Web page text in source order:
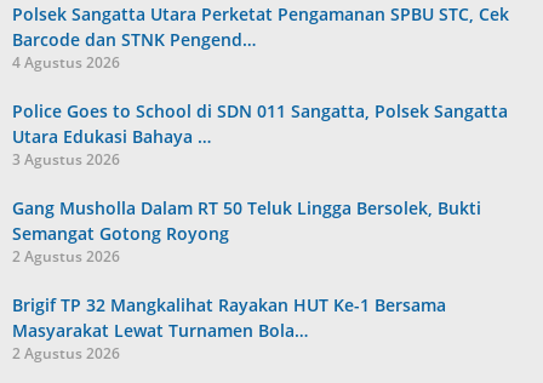
Polsek Sangatta Utara Perketat Pengamanan SPBU STC, Cek
Barcode dan STNK Pengend…
4 Agustus 2026
Police Goes to School di SDN 011 Sangatta, Polsek Sangatta
Utara Edukasi Bahaya …
3 Agustus 2026
Gang Musholla Dalam RT 50 Teluk Lingga Bersolek, Bukti
Semangat Gotong Royong
2 Agustus 2026
Brigif TP 32 Mangkalihat Rayakan HUT Ke-1 Bersama
Masyarakat Lewat Turnamen Bola…
2 Agustus 2026